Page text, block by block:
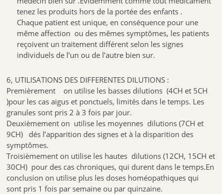
tenez les produits hors de la portée des enfants .
Chaque patient est unique, en conséquence pour une
même affection ou des mêmes symptômes, les patients
reçoivent un traitement différent selon les signes
individuels de l’un ou de l’autre bien sur.
6, UTILISATIONS DES DIFFERENTES DILUTIONS :
Premièrement on utilise les basses dilutions (4CH et 5CH
)pour les cas aigus et ponctuels, limités dans le temps. Les
granules sont pris 2 à 3 fois par jour.
Deuxièmement on utilise les moyennes dilutions (7CH et
9CH) dés l’apparition des signes et à la disparition des
symptômes.
Troisièmement on utilise les hautes dilutions (12CH, 15CH et
30CH) pour des cas chroniques, qui durent dans le temps.En
conclusion on utilise plus les doses homéopathiques qui
sont pris 1 fois par semaine ou par quinzaine.